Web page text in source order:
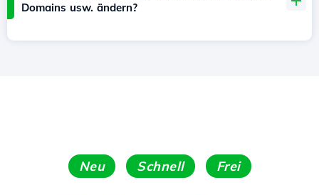
Domains usw. ändern?
Neu Schnell Frei